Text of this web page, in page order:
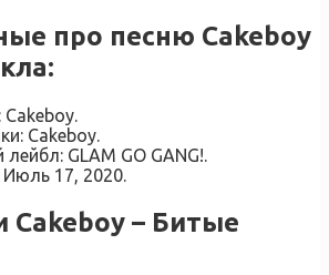
про песню Cakeboy
Cakeboy.
GLAM GO GANG!.
Июль 17, 2020.
Cakeboy – Битые